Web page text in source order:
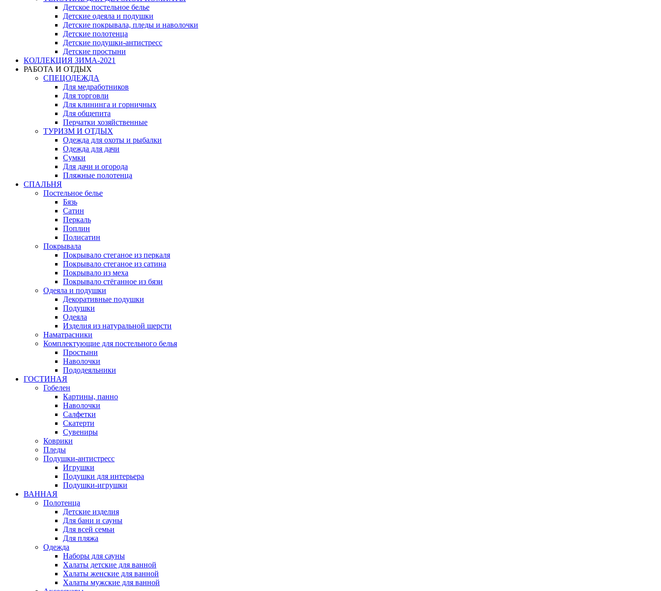
Детское постельное белье
Детские одеяла и подушки
Детские покрывала, пледы и наволочки
Детские полотенца
Детские подушки-антистресс
Детские простыни
КОЛЛЕКЦИЯ ЗИМА-2021
РАБОТА И ОТДЫХ
СПЕЦОДЕЖДА
Для медработников
Для торговли
Для клининга и горничных
Для общепита
Перчатки хозяйственные
ТУРИЗМ И ОТДЫХ
Одежда для охоты и рыбалки
Одежда для дачи
Сумки
Для дачи и огорода
Пляжные полотенца
СПАЛЬНЯ
Постельное белье
Бязь
Сатин
Перкаль
Поплин
Полисатин
Покрывала
Покрывало стеганое из перкаля
Покрывало стеганое из сатина
Покрывало из меха
Покрывало стёганное из бязи
Одеяла и подушки
Декоративные подушки
Подушки
Одеяла
Изделия из натуральной шерсти
Наматраcники
Комплектующие для постельного белья
Простыни
Наволочки
Пододеяльники
ГОСТИНАЯ
Гобелен
Картины, панно
Наволочки
Салфетки
Скатерти
Сувениры
Коврики
Пледы
Подушки-антистресс
Игрушки
Подушки для интерьера
Подушки-игрушки
ВАННАЯ
Полотенца
Детские изделия
Для бани и сауны
Для всей семьи
Для пляжа
Одежда
Наборы для сауны
Халаты детские для ванной
Халаты женские для ванной
Халаты мужские для ванной